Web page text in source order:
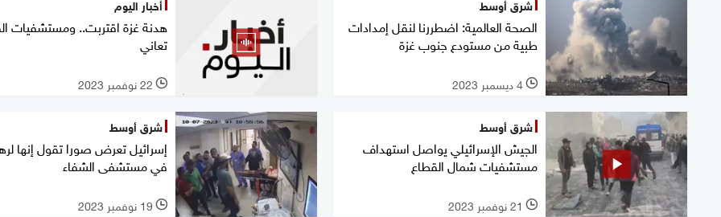
شرق أوسط
الصحة العالمية: اضطررنا لنقل إمدادات
طبية من مستودع جنوب غزة
l 4 ديسمبر 2023
أخبار اليوم
هدنة غزة اقتربت.. ومستشفيات
تعاني
l 22 نوفمبر 2023
شرق أوسط
الجيش الإسرائيلي يواصل استهداف
مستشفيات شمال القطاع
l 21 نوفمبر 2023
شرق أوسط
إسرائيل تعرض صورا تقول إنها
في مستشفى الشفاء
l 19 نوفمبر 2023